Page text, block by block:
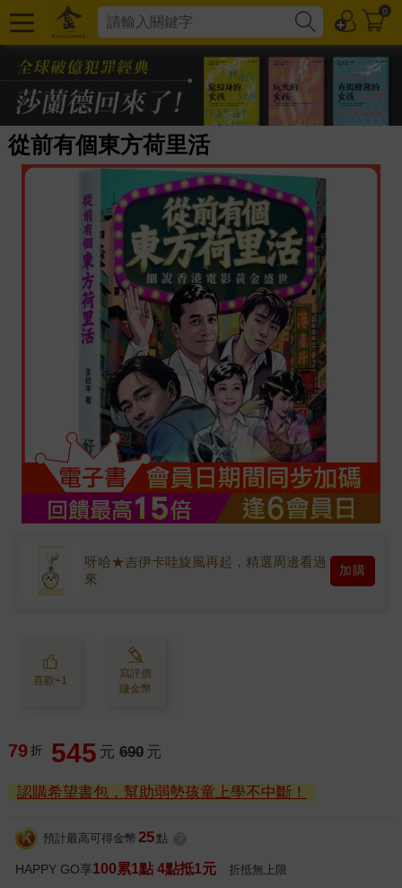
0
從前有個東方荷里活
呀哈★吉伊卡哇旋風再起，精選周邊看過
來
加購
喜歡+1
寫評價
賺金幣
79 折 545 元 690 元
認購希望書包，幫助弱勢孩童上學不中斷！
預計最高可得金幣 25 點
HAPPY GO享100累1點 4點抵1元 折抵無上限